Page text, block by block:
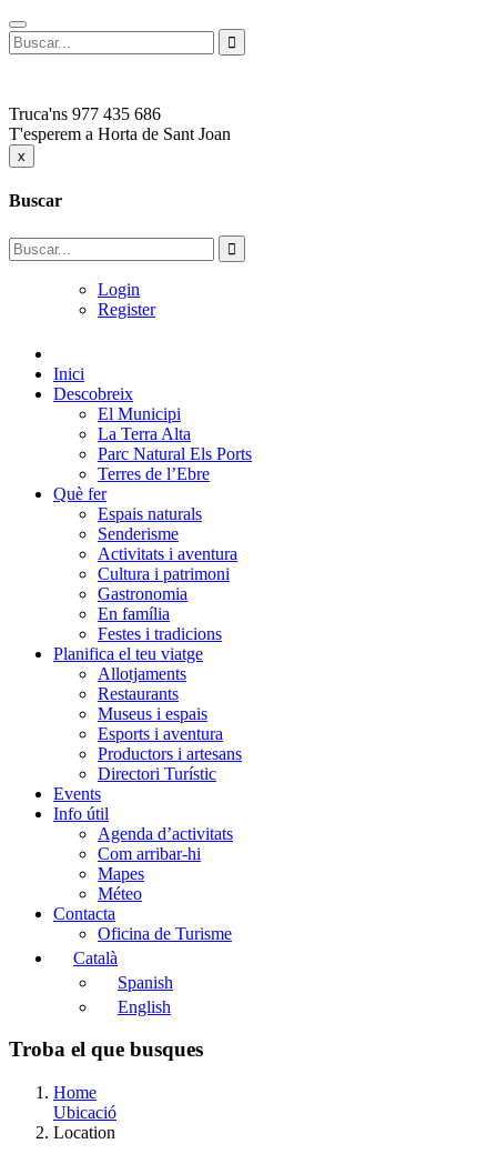
Truca'ns 977 435 686
T'esperem a Horta de Sant Joan
x
Buscar
Login
Register
Inici
Descobreix
El Municipi
La Terra Alta
Parc Natural Els Ports
Terres de l’Ebre
Què fer
Espais naturals
Senderisme
Activitats i aventura
Cultura i patrimoni
Gastronomia
En família
Festes i tradicions
Planifica el teu viatge
Allotjaments
Restaurants
Museus i espais
Esports i aventura
Productors i artesans
Directori Turístic
Events
Info útil
Agenda d’activitats
Com arribar-hi
Mapes
Méteo
Contacta
Oficina de Turisme
Català
Spanish
English
Troba el que busques
Home
Ubicació
Location